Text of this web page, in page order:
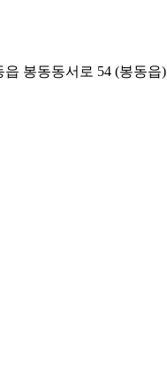
봉동동서로 54 (봉동읍)